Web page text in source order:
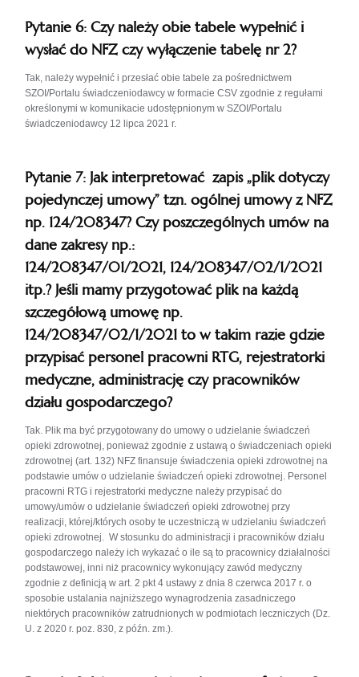
Pytanie 6: Czy należy obie tabele wypełnić i
wysłać do NFZ czy wyłączenie tabelę nr 2?
Tak, należy wypełnić i przesłać obie tabele za pośrednictwem
SZOI/Portalu świadczeniodawcy w formacie CSV zgodnie z regułami
określonymi w komunikacie udostępnionym w SZOI/Portalu
świadczeniodawcy 12 lipca 2021 r.
Pytanie 7: Jak interpretować zapis „plik dotyczy
pojedynczej umowy” tzn. ogólnej umowy z NFZ
np. 124/208347? Czy poszczególnych umów na
dane zakresy np.:
124/208347/01/2021, 124/208347/02/1/2021
itp.? Jeśli mamy przygotować plik na każdą
szczegółową umowę np.
124/208347/02/1/2021 to w takim razie gdzie
przypisać personel pracowni RTG, rejestratorki
medyczne, administrację czy pracowników
działu gospodarczego?
Tak. Plik ma być przygotowany do umowy o udzielanie świadczeń
opieki zdrowotnej, ponieważ zgodnie z ustawą o świadczeniach opieki
zdrowotnej (art. 132) NFZ finansuje świadczenia opieki zdrowotnej na
podstawie umów o udzielanie świadczeń opieki zdrowotnej. Personel
pracowni RTG i rejestratorki medyczne należy przypisać do
umowy/umów o udzielanie świadczeń opieki zdrowotnej przy
realizacji, której/których osoby te uczestniczą w udzielaniu świadczeń
opieki zdrowotnej. W stosunku do administracji i pracowników działu
gospodarczego należy ich wykazać o ile są to pracownicy działalności
podstawowej, inni niż pracownicy wykonujący zawód medyczny
zgodnie z definicją w art. 2 pkt 4 ustawy z dnia 8 czerwca 2017 r. o
sposobie ustalania najniższego wynagrodzenia zasadniczego
niektórych pracowników zatrudnionych w podmiotach leczniczych (Dz.
U. z 2020 r. poz. 830, z późn. zm.).